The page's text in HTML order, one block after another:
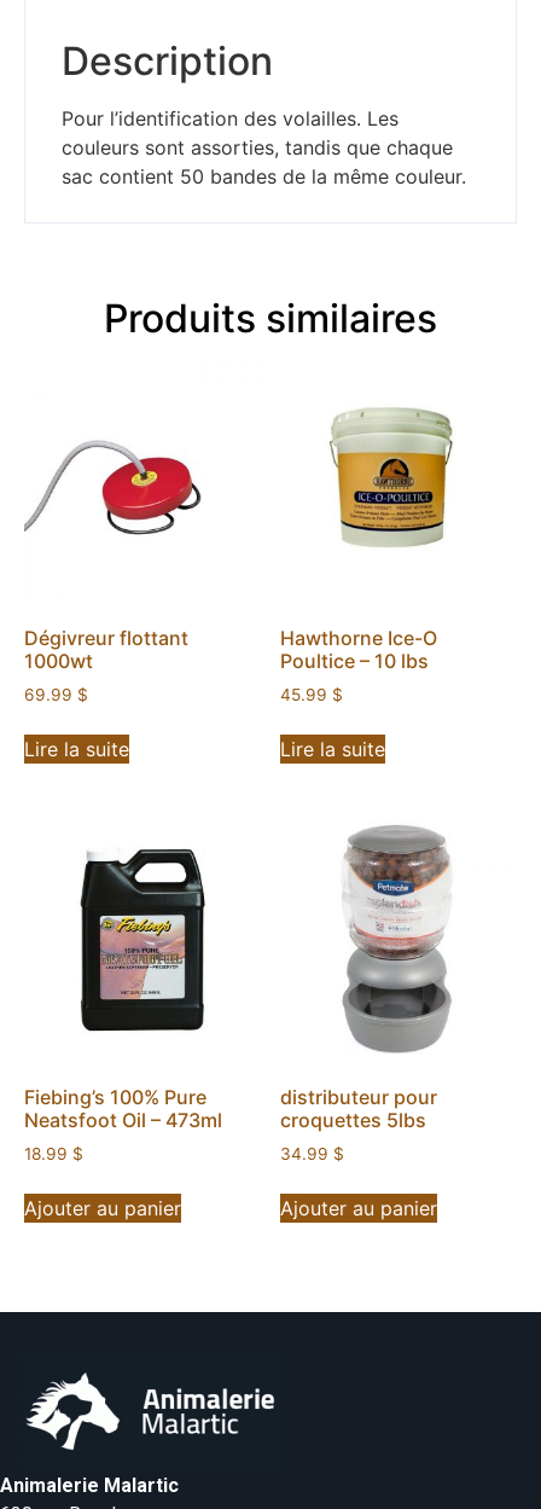
Description
Pour l’identification des volailles. Les
couleurs sont assorties, tandis que chaque
sac contient 50 bandes de la même couleur.
Produits similaires
Dégivreur flottant
1000wt
69.99 $
Lire la suite
Hawthorne Ice-O
Poultice – 10 lbs
45.99 $
Lire la suite
Fiebing’s 100% Pure
Neatsfoot Oil – 473ml
18.99 $
Ajouter au panier
distributeur pour
croquettes 5lbs
34.99 $
Ajouter au panier
Animalerie Malartic